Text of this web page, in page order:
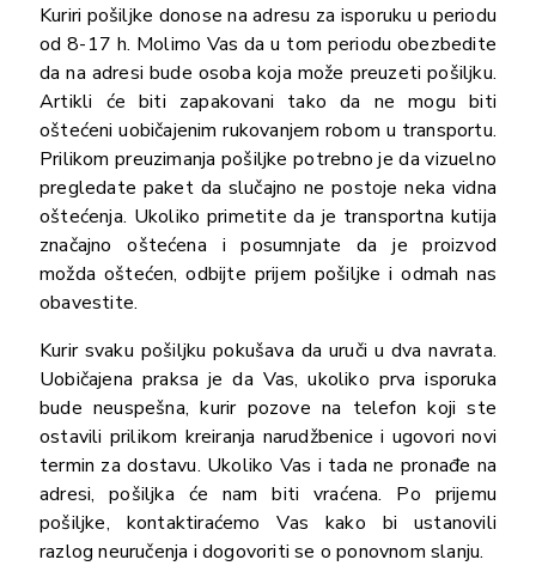
Kuriri pošiljke donose na adresu za isporuku u periodu
od 8-17 h. Molimo Vas da u tom periodu obezbedite
da na adresi bude osoba koja može preuzeti pošiljku.
Artikli će biti zapakovani tako da ne mogu biti
oštećeni uobičajenim rukovanjem robom u transportu.
Prilikom preuzimanja pošiljke potrebno je da vizuelno
pregledate paket da slučajno ne postoje neka vidna
oštećenja. Ukoliko primetite da je transportna kutija
značajno oštećena i posumnjate da je proizvod
možda oštećen, odbijte prijem pošiljke i odmah nas
obavestite.
Kurir svaku pošiljku pokušava da uruči u dva navrata.
Uobičajena praksa je da Vas, ukoliko prva isporuka
bude neuspešna, kurir pozove na telefon koji ste
ostavili prilikom kreiranja narudžbenice i ugovori novi
termin za dostavu. Ukoliko Vas i tada ne pronađe na
adresi, pošiljka će nam biti vraćena. Po prijemu
pošiljke, kontaktiraćemo Vas kako bi ustanovili
razlog neuručenja i dogovoriti se o ponovnom slanju.